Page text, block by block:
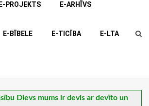
E-PROJEKTS E-ARHĪVS
E-BĪBELE E-TICĪBA E-LTA
Dievs mums ir devis ar devīto un